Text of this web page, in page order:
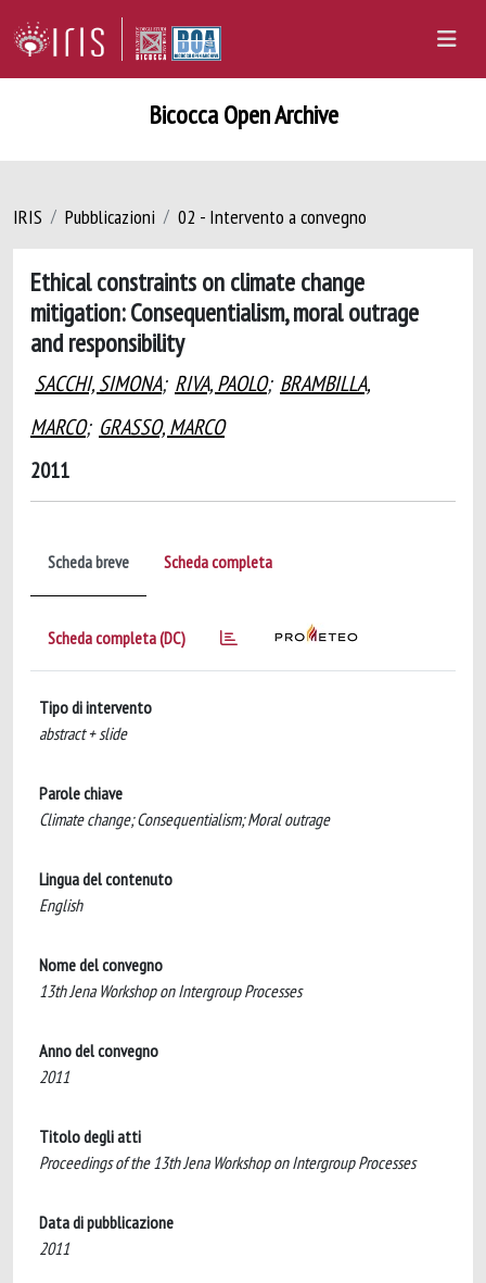
Bicocca Open Archive
IRIS Pubblicazioni 02 - Intervento a convegno
Ethical constraints on climate change
mitigation: Consequentialism, moral outrage
and responsibility
SACCHI, SIMONA; RIVA, PAOLO; BRAMBILLA,
MARCO; GRASSO, MARCO
2011
Scheda breve Scheda completa
Scheda completa (DC)
Tipo di intervento
abstract + slide
Parole chiave
Climate change; Consequentialism; Moral outrage
Lingua del contenuto
English
Nome del convegno
13th Jena Workshop on Intergroup Processes
Anno del convegno
2011
Titolo degli atti
Proceedings of the 13th Jena Workshop on Intergroup Processes
Data di pubblicazione
2011